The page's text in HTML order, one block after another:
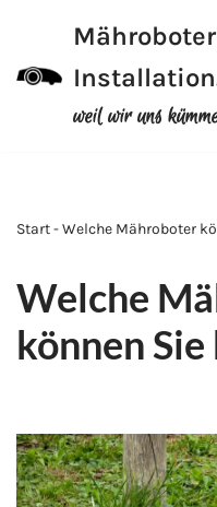
Inhalt
weil wir uns
Start - Welche Mähroboter
Welche
können